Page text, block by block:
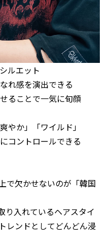
ルエット
れ感を演出できる
ることで一気に旬顔
やか」「ワイルド」
コントロールできる
で欠かせないのが「韓国
り入れているヘアスタイ
レンドとしてどんどん浸